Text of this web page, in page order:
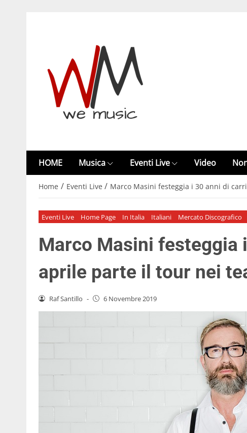
HOME Musica Eventi Live Video
Home / Eventi Live / Marco Masini festeggia i 30 anni di
Eventi Live Home Page In Italia Italiani Mercato Discografico
Marco Masini festeggia
aprile parte il tour nei
Raf Santillo - 6 Novembre 2019